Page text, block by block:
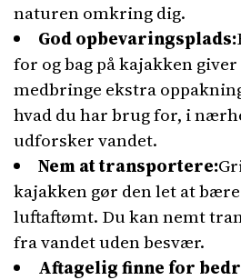
naturen omkring dig.
God opbevaringsplads:
for og bag på kajakken
medbringe ekstra
hvad du har brug for, i
udforsker vandet.
Nem at transportere:
kajakken gør den let at
luftaftømt. Du kan nemt
fra vandet uden besvær.
Aftagelig finne for